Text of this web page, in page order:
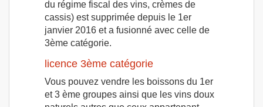
du régime fiscal des vins, crèmes de
cassis) est supprimée depuis le 1er
janvier 2016 et a fusionné avec celle de
3ème catégorie.
licence 3ème catégorie
Vous pouvez vendre les boissons du 1er
et 3 ème groupes ainsi que les vins doux